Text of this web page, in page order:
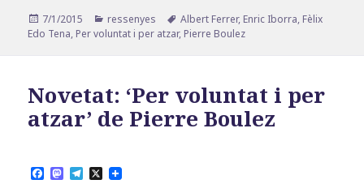
Publicat
el
7/1/2015 Categories
ressenyes Etiquetes
Albert Ferrer, Enric Iborra, Fèlix
Edo Tena, Per voluntat i per atzar, Pierre Boulez
Novetat: ‘Per voluntat i per
atzar’ de Pierre Boulez
F M T X